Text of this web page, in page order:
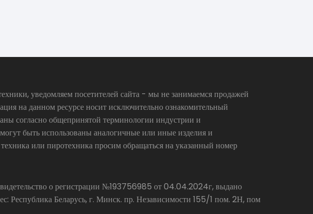
уведомляем посетителей сайта - мы не занимаемся продажей
на данном ресурсе носит исключительно ознакомительный
согласно общепринятой терминологии индустрии и
быть использованы аналогичные или иные изделия и
или пиротехника просим обращаться на указанный номер
о регистрации №193756985 от 04.04.2024г, выдано
Беларусь, г. Минск. пр. Независимости 155/1 пом. 2Н, пом